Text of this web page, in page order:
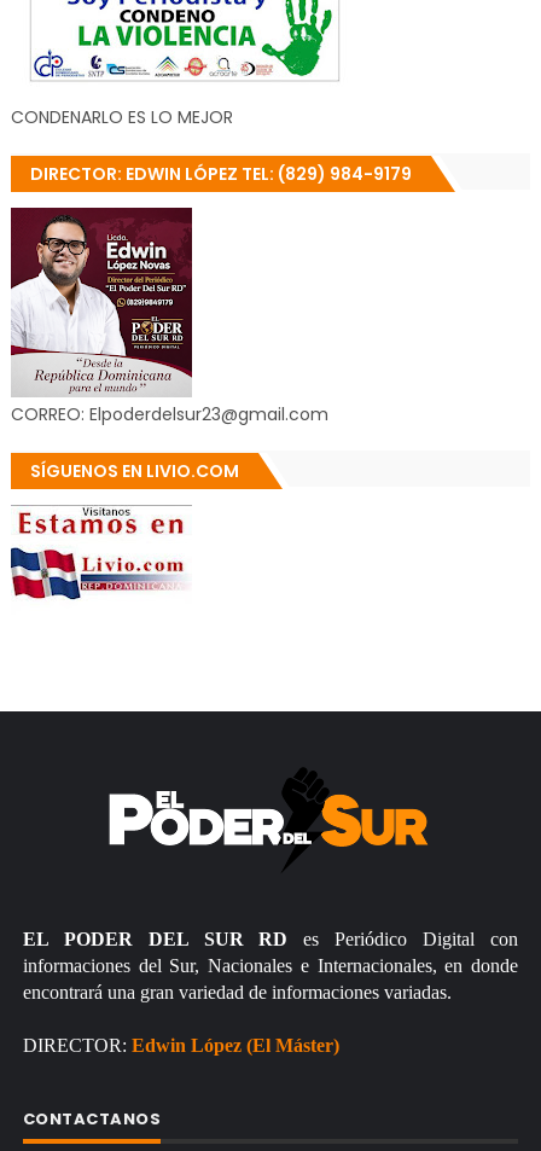
CONDENARLO ES LO MEJOR
DIRECTOR: EDWIN LÓPEZ TEL: (829) 984-9179
CORREO: Elpoderdelsur23@gmail.com
SÍGUENOS EN LIVIO.COM
EL PODER DEL SUR RD es Periódico Digital con
informaciones del Sur, Nacionales e Internacionales, en donde
encontrará una gran variedad de informaciones variadas.
DIRECTOR: Edwin López (El Máster)
CONTACTANOS